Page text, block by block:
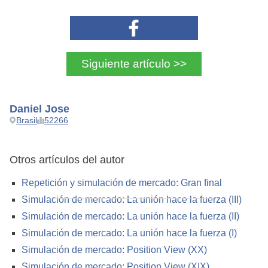
Siguiente artículo >>
Daniel Jose
Brasil 52266
Otros artículos del autor
Repetición y simulación de mercado: Gran final
Simulación de mercado: La unión hace la fuerza (III)
Simulación de mercado: La unión hace la fuerza (II)
Simulación de mercado: La unión hace la fuerza (I)
Simulación de mercado: Position View (XX)